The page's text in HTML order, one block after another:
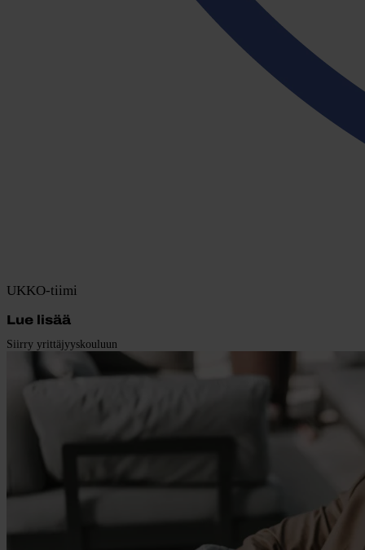
UKKO-tiimi
Lue lisää
Siirry yrittäjyyskouluun